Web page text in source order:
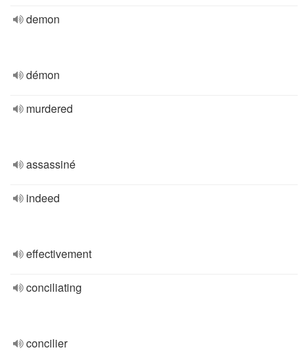
demon
démon
murdered
assassiné
indeed
effectivement
conciliating
concilier